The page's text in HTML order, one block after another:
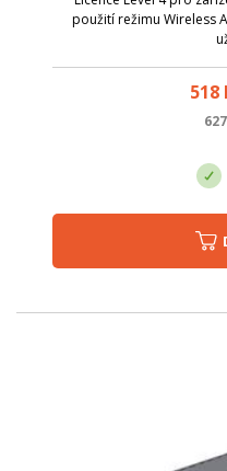
použití režimu Wireless
518
627